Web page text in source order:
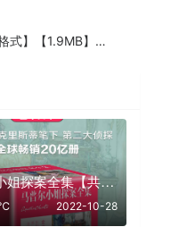
【编号：175831】
马普尔小姐探案全集【共14册】【epub格式】【4.6MB】【编号：838282】
2022-10-28